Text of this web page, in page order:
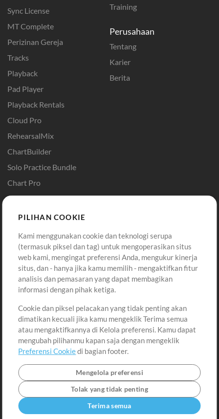
Sync License
MT Complete
Perizinan Gereja
Tracks
Playback
Pad Player
Playback Rentals
Cloud Pro
RehearsalMix
ChartBuilder
Solo Practice Bundle
Chart Pro
Template ProPresenter
Sound
Training
Perusahaan
Tentang
Karier
Berita
Pembelian
Beli Kredit
Konten Gratis
Permintaan Lagu
Lain-lain
Sesi
Kirimkan musik kamu
Playlist
MT Conference
Akun
Masuk
Daftar
Lihat Keranjang
PILIHAN COOKIE
Kami menggunakan cookie dan teknologi serupa
(termasuk piksel dan tag) untuk mengoperasikan situs
web kami, mengingat preferensi Anda, mengukur kinerja
situs, dan - hanya jika kamu memilih - mengaktifkan fitur
analisis dan pemasaran yang dapat membagikan
informasi dengan pihak ketiga.
Cookie dan piksel pelacakan yang tidak penting akan
dimatikan kecuali jika kamu mengeklik Terima semua
atau mengaktifkannya di Kelola preferensi. Kamu dapat
mengubah pilihanmu kapan saja dengan mengeklik
Preferensi Cookiedi bagian footer.
Mengelola preferensi
Tolak yang tidak penting
Terima semua